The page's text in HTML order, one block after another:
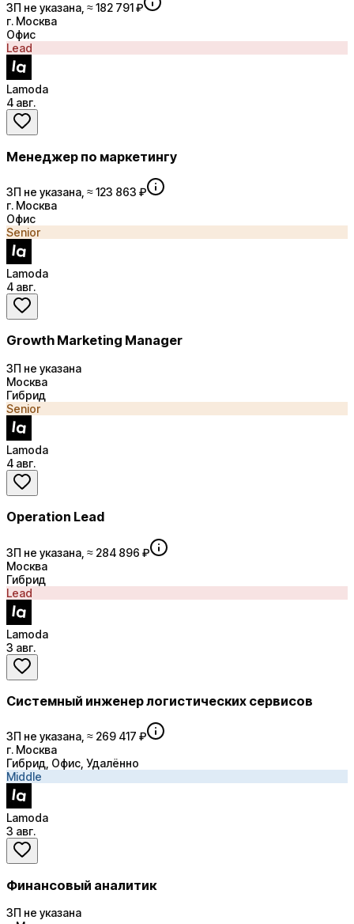
ЗП не указана, ≈ 182 791 ₽
г. Москва
Офис
Lead
Lamoda
4 авг.
Менеджер по маркетингу
ЗП не указана, ≈ 123 863 ₽
г. Москва
Офис
Senior
Lamoda
4 авг.
Growth Marketing Manager
ЗП не указана
Москва
Гибрид
Senior
Lamoda
4 авг.
Operation Lead
ЗП не указана, ≈ 284 896 ₽
Москва
Гибрид
Lead
Lamoda
3 авг.
Системный инженер логистических сервисов
ЗП не указана, ≈ 269 417 ₽
г. Москва
Гибрид, Офис, Удалённо
Middle
Lamoda
3 авг.
Финансовый аналитик
ЗП не указана